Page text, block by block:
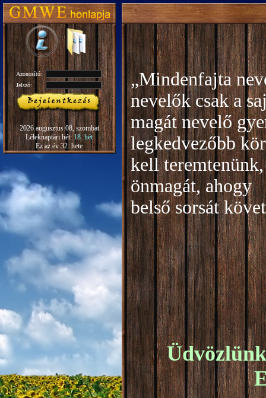
Azonosító:
Jelszó:
2026 augusztus 08, szombat
Léleknaptári hét:18. hét
Ez az év 32. hete
„Mindenfajta
nevelők csak a
magát nevelő
legkedvezőbb
kell
önmagát, ahogy
belső sorsát